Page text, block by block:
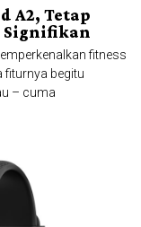
A2, Tetap
Signifikan
fitness
fiturnya begitu
– cuma